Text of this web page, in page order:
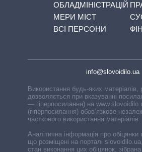
ОБЛАДМІНІСТРАЦІЙ
МЕРИ МІСТ
ВСІ ПЕРСОНИ
info@slovoidilo.ua
Використання будь-яких матеріалів,
дозволяється при вказуванні
— гіперпосилання) на
(гіперпосилання) обов’язкове
часткового використання матеріалів.
Аналітична інформація про обіцянки
що розміщені на порталі
стан виконання цих обіцянок,